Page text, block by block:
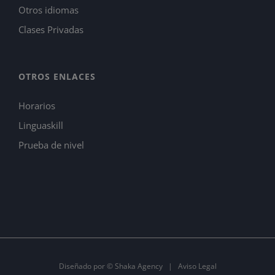
Otros idiomas
Clases Privadas
OTROS ENLACES
Horarios
Linguaskill
Prueba de nivel
Diseñado por © Shaka Agency| Aviso Legal